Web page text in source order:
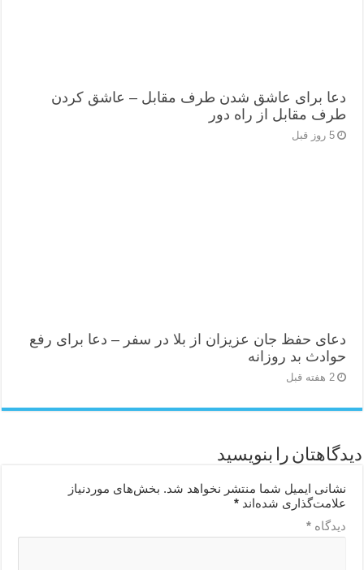
دعا برای عاشق شدن طرف مقابل – عاشق کردن
طرف مقابل از راه دور
5 روز قبل
دعای حفظ جان عزیزان از بلا در سفر – دعا برای رفع
حوادث بد روزانه
2 هفته قبل
دیدگاهتان را بنویسید
نشانی ایمیل شما منتشر نخواهد شد. بخش‌های موردنیاز
علامت‌گذاری شده‌اند*
دیدگاه*